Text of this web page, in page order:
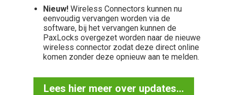
Nieuw! Wireless Connectors kunnen nu
eenvoudig vervangen worden via de
software, bij het vervangen kunnen de
PaxLocks overgezet worden naar de nieuwe
wireless connector zodat deze direct online
komen zonder deze opnieuw aan te melden.
Lees hier meer over updates...